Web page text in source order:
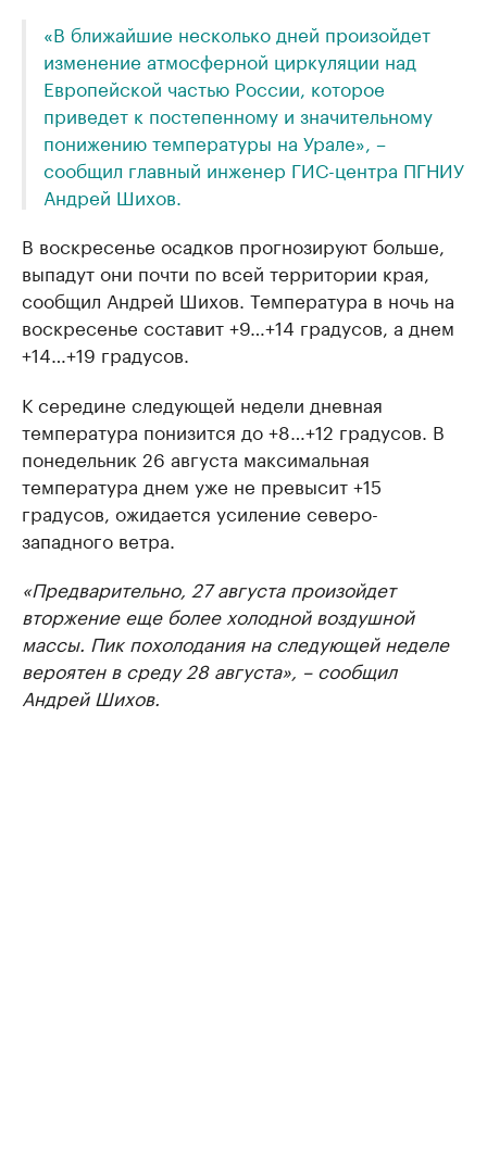
«В ближайшие несколько дней произойдет
изменение атмосферной циркуляции над
Европейской частью России, которое
приведет к постепенному и значительному
понижению температуры на Урале», –
сообщил главный инженер ГИС-центра ПГНИУ
Андрей Шихов.
В воскресенье осадков прогнозируют больше,
выпадут они почти по всей территории края,
сообщил Андрей Шихов. Температура в ночь на
воскресенье составит +9…+14 градусов, а днем
+14…+19 градусов.
К середине следующей недели дневная
температура понизится до +8…+12 градусов. В
понедельник 26 августа максимальная
температура днем уже не превысит +15
градусов, ожидается усиление северо-
западного ветра.
«Предварительно, 27 августа произойдет
вторжение еще более холодной воздушной
массы. Пик похолодания на следующей неделе
вероятен в среду 28 августа», – сообщил
АндрейШихов.